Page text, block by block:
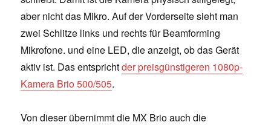
aber nicht das Mikro. Auf der Vorderseite sieht man
zwei Schlitze links und rechts für Beamforming
Mikrofone. und eine LED, die anzeigt, ob das Gerät
aktiv ist. Das entsprichtder preisgünstigeren 1080p-
Kamera Brio 500/505.
Von dieser übernimmt die MX Brio auch die